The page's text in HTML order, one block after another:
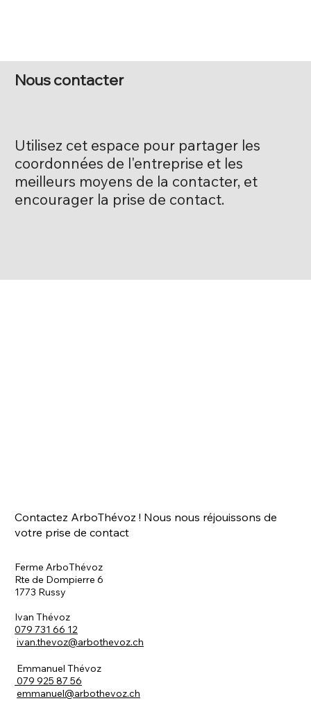
Nous contacter
Utilisez cet espace pour partager les
coordonnées de l'entreprise et les
meilleurs moyens de la contacter, et
encourager la prise de contact.
Ferme ArboThévoz
Rte de Dompierre 6
1773 Russy
Ivan Thévoz
079 731 66 12
ivan.thevoz@arbothevoz.ch
Emmanuel Thévoz
079 925 87 56
emmanuel@arbothevoz.ch
Contactez ArboThévoz ! Nous nous réjouissons de
votre prise de contact